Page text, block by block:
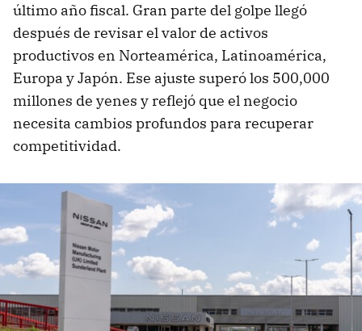
último año fiscal. Gran parte del golpe llegó
después de revisar el valor de activos
productivos en Norteamérica, Latinoamérica,
Europa y Japón. Ese ajuste superó los 500,000
millones de yenes y reflejó que el negocio
necesita cambios profundos para recuperar
competitividad.